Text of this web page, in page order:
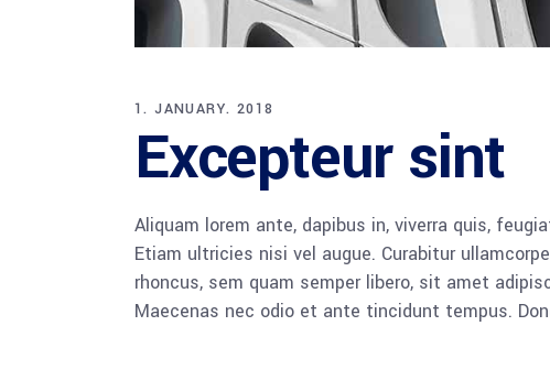
1. JANUARY. 2018
Excepteur sint
Aliquam lorem ante, dapibus in, viverra quis,
Etiam ultricies nisi vel augue. Curabitur
rhoncus, sem quam semper libero, sit amet
Maecenas nec odio et ante tincidunt tempus.